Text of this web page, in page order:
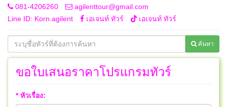
081-4206260
agilenttour@gmail.com
Line ID: Korn.agilent
เอเจนท์ ทัวร์ เอเจนท์ ทัวร์
ค้นหา
ขอใบเสนอราคาโปรแกรมทัวร์
* หัวเรื่อง: